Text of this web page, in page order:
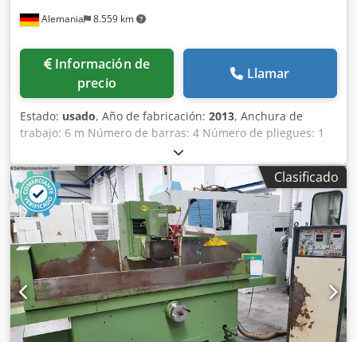
Alemania 8.559 km
Información de
precio
Llamar
Estado: usado, Año de fabricación: 2013, Anchura de
trabajo: 6 m Número de barras: 4 Número de pliegues: 1
Número de rodillos: 1 ud. Combinación para preparación
de lecho de siembra Los datos técnicos son
especificaciones del fabricante o del operador y por tanto
no son vinculantes para nosotros. Nos reservamos el
derecho de venta previa; se aplican exclusivamente
nuestras condiciones generales de negocio y venta. Sobre
nosotros: - Más de 400 máquinas propias en almacén -
Más de 15.000 m² de superficie de almacenamiento,
capacidad de grúa de 70 t - Más de 10.000 artículos y
accesorios para su taller ¿Desea vender máquinas, líneas
de producción o su propio negocio? Entonces, póngase en
contacto con nosotros. Encontrará más ofertas en nuestra
Clasificado